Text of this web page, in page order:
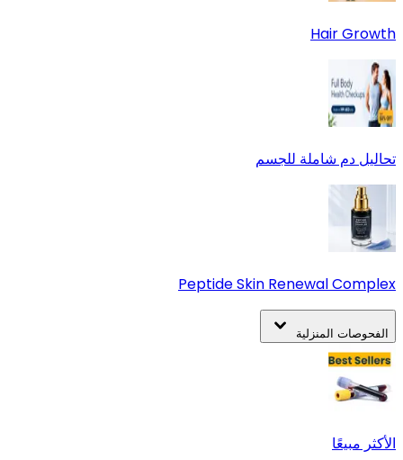
Hair Growth
تحاليل دم شاملة للجسم
Peptide Skin Renewal Complex
الفحوصات المنزلية
الأكثر مبيعًا